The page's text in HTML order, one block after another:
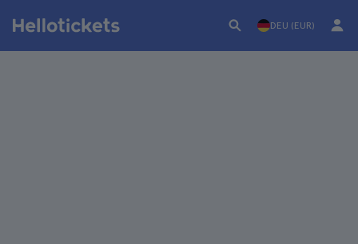
DEU (EUR)